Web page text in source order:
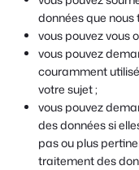
données que nous
vous pouvez vous
vous pouvez
couramment
votre sujet ;
vous pouvez
des données si
pas ou plus
traitement des